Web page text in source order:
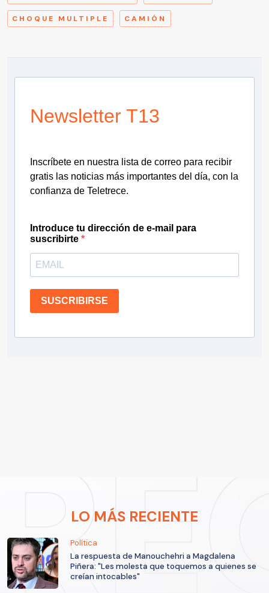
CHOQUE MULTIPLE CAMIÓN
Newsletter T13
Inscríbete en nuestra lista de correo para recibir
gratis las noticias más importantes del día, con la
confianza de Teletrece.
Introduce tu dirección de e-mail para
suscribirte
SUSCRIBIRSE
LO MÁS RECIENTE
Política
La respuesta de Manouchehri a Magdalena
Piñera: "Les molesta que toquemos a quienes se
creían intocables"